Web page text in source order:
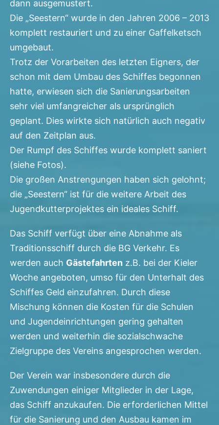
dann ausgemustert.
Die „Seestern“ wurde in den Jahren 2006 – 2013
komplett restauriert und zu einer Gaffelketsch
umgebaut.
Trotz der Vorarbeiten des letzten Eigners, der
schon mit dem Umbau des Schiffes begonnen
hatte, erwiesen sich die Sanierungsarbeiten
sehr viel umfangreicher als ursprünglich
geplant. Dies wirkte sich natürlich auch negativ
auf den Zeitplan aus.
Der Rumpf des Schiffes wurde komplett saniert
(siehe Fotos).
Die großen Anstrengungen haben sich gelohnt;
die „Seestern“ ist für die weitere Arbeit des
Jugendkutterprojektes ein ideales Schiff.
Das Schiff verfügt über eine Abnahme als
Traditionsschiff durch die BG Verkehr. Es
werden auch Gästefahrten z.B. bei der Kieler
Woche angeboten, umso für den Unterhalt des
Schiffes Geld einzufahren. Durch diese
Mischung können die Kosten für die Schulen
und Jugendeinrichtungen gering gehalten
werden und weiterhin die sozialschwache
Zielgruppe des Vereins angesprochen werden.
Der Verein war insbesondere durch die
Zuwendungen einiger Mitglieder in der Lage,
das Schiff anzukaufen. Die erforderlichen Mittel
für die Sanierung und den Ausbau kamen im